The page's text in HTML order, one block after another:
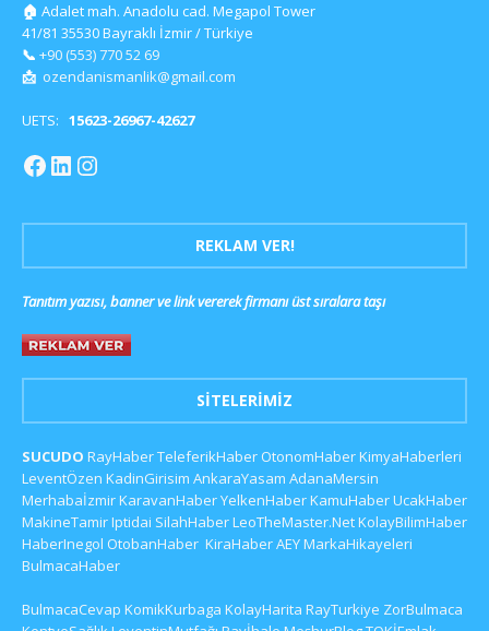
🏠 Adalet mah. Anadolu cad. Megapol Tower
41/81 35530 Bayraklı İzmir / Türkiye
📞 +90 (553) 770 52 69
📩 ozendanismanlik@gmail.com
UETS: 15623-26967-42627
REKLAM VER!
Tanıtım yazısı, banner ve link vererek firmanı üst sıralara taşı
SITELERIMIZ
SUCUDO RayHaberTeleferikHaber OtonomHaberKimyaHaberleri
LeventÖzen KadinGirisim AnkaraYasam AdanaMersin
MerhabaİzmirKaravanHaberYelkenHaberKamuHaberUcakHaber
MakineTamirIptidai SilahHaberLeoTheMaster.NetKolayBilimHaber
HaberInegol OtobanHaber KiraHaberAEYMarkaHikayeleri
BulmacaHaber
BulmacaCevap KomikKurbaga KolayHarita RayTurkiye ZorBulmaca